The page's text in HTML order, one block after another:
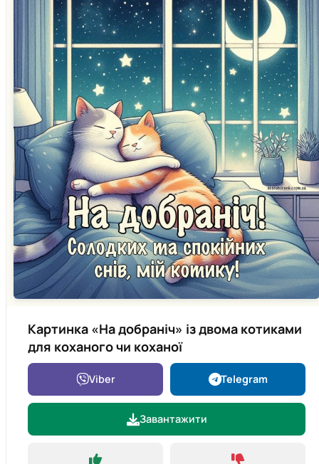
Картинка «На добраніч» із двома котиками
для коханого чи коханої
Viber Telegram
Завантажити